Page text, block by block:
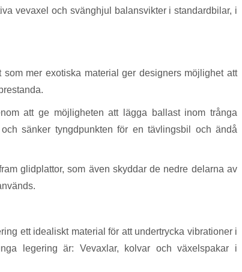
vevaxel och svänghjul balansvikter i standardbilar, i
mer exotiska material ger designers möjlighet att
att ge möjligheten att lägga ballast inom trånga
sänker tyngdpunkten för en tävlingsbil och ändå
glidplattor, som även skyddar de nedre delarna av
ett idealiskt material för att undertrycka vibrationer i
legering är: Vevaxlar, kolvar och växelspakar i